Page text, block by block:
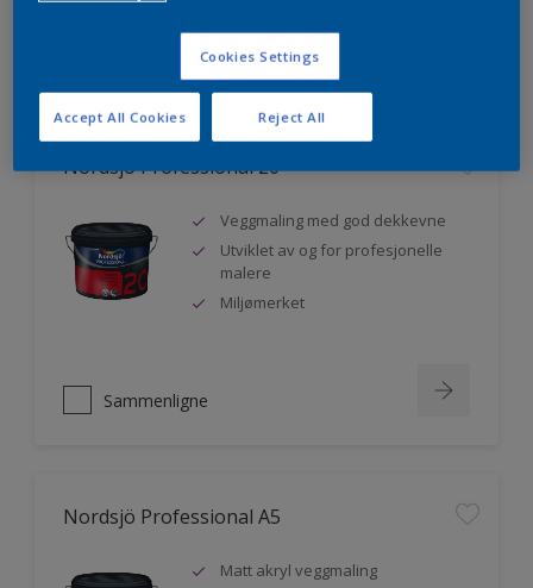
Sammenligne
Nordsjö Professional 20
Veggmaling med god dekkevne
Utviklet av og for profesjonelle
malere
Miljømerket
Sammenligne
Nordsjö Professional A5
Matt akryl veggmaling
Cookies Settings
Reject All
Accept All Cookies